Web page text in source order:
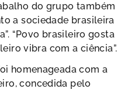
do grupo também
a sociedade brasileira
“Povo brasileiro gosta
vibra com a ciência”.
homenageada com a
concedida pelo